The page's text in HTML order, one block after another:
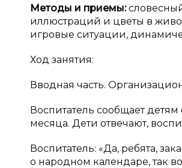
Методы и приемы:
иллюстраций и цветы в
игровые ситуации,
Ход занятия:
Вводная часть.
Воспитатель сообщает
месяца. Дети отвечают,
Воспитатель: «Да, ребята,
о народном календаре, так